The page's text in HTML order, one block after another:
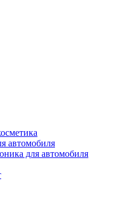
автомобиля
для автомобиля